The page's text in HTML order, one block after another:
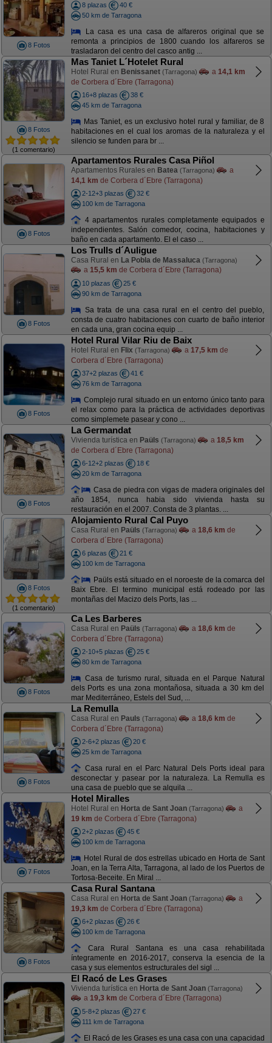
8 Fotos
8 plazas
40 €
50 km de Tarragona
La casa es una casa de alfareros original que se
remonta a principios de 1800 cuando los alfareros se
trasladaron del centro del casco antig ...
8 Fotos
(1 comentario)
Mas Taniet L´Hotelet Rural
Hotel Rural en Benissanet (Tarragona) a 14,1 km
de Corbera d´Ebre (Tarragona)
16+8 plazas
38 €
45 km de Tarragona
Mas Taniet, es un exclusivo hotel rural y familiar, de 8
habitaciones en el cual los aromas de la naturaleza y el
silencio se funden para br ...
8 Fotos
Apartamentos Rurales Casa Piñol
Apartamentos Rurales en Batea (Tarragona)
a
14,1 km de Corbera d´Ebre (Tarragona)
2-12+3 plazas
32 €
100 km de Tarragona
4 apartamentos rurales completamente equipados e
independientes. Salón comedor, cocina, habitaciones y
baño en cada apartamento. El el caso ...
8 Fotos
Los Trulls d´Auligue
Casa Rural en La Pobla de Massaluca (Tarragona)
a 15,5 km de Corbera d´Ebre (Tarragona)
10 plazas
25 €
90 km de Tarragona
Sa trata de una casa rural en el centro del pueblo,
consta de cuatro habitaciones con cuarto de baño interior
en cada una, gran cocina equip ...
8 Fotos
Hotel Rural Vilar Riu de Baix
Hotel Rural en Flix (Tarragona) a 17,5 km de
Corbera d´Ebre (Tarragona)
37+2 plazas
41 €
76 km de Tarragona
Complejo rural situado en un entorno único tanto para
el relax como para la práctica de actividades deportivas
como simplemete pasear y cono ...
8 Fotos
La Germandat
Vivienda turística en Paüls (Tarragona) a 18,5 km
de Corbera d´Ebre (Tarragona)
6-12+2 plazas
18 €
20 km de Tarragona
Casa de piedra con vigas de madera originales del
año 1854, nunca habia sido vivienda hasta su
restauración en el 2007. Consta de 3 plantas. ...
8 Fotos
(1 comentario)
Alojamiento Rural Cal Puyo
Casa Rural en Paüls (Tarragona) a 18,6 km de
Corbera d´Ebre (Tarragona)
6 plazas
21 €
100 km de Tarragona
Paüls está situado en el noroeste de la comarca del
Baix Ebre. El termino municipal está rodeado por las
montañas del Macizo dels Ports, las ...
8 Fotos
Ca Les Barberes
Casa Rural en Paüls (Tarragona) a 18,6 km de
Corbera d´Ebre (Tarragona)
2-10+5 plazas
25 €
80 km de Tarragona
Casa de turismo rural, situada en el Parque Natural
dels Ports es una zona montañosa, situada a 30 km del
mar Mediterráneo, Estels del Sud, ...
8 Fotos
La Remulla
Casa Rural en Pauls (Tarragona) a 18,6 km de
Corbera d´Ebre (Tarragona)
2-6+2 plazas
20 €
25 km de Tarragona
Casa rural en el Parc Natural Dels Ports ideal para
desconectar y pasear por la naturaleza. La Remulla es
una casa de pueblo que se alquila ...
7 Fotos
Hotel Miralles
Hotel Rural en Horta de Sant Joan (Tarragona)
a
19 km de Corbera d´Ebre (Tarragona)
2+2 plazas
45 €
100 km de Tarragona
Hotel Rural de dos estrellas ubicado en Horta de Sant
Joan, en la Terra Alta, Tarragona, al lado de los Puertos de
Tortosa-Beceite. En Miral ...
8 Fotos
Casa Rural Santana
Casa Rural en Horta de Sant Joan (Tarragona)
a
19,3 km de Corbera d´Ebre (Tarragona)
6+2 plazas
26 €
100 km de Tarragona
Cara Rural Santana es una casa rehabilitada
íntegramente en 2016-2017, conserva la esencia de la
casa y sus elementos estructurales del sigl ...
El Racó de Les Grases
Vivienda turística en Horta de Sant Joan (Tarragona)
a 19,3 km de Corbera d´Ebre (Tarragona)
5-8+2 plazas
27 €
111 km de Tarragona
El Racó de les Grases es una casa con una capacidad